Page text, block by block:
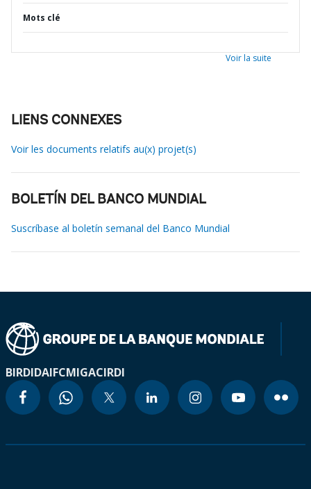
Mots clé
Voir la suite
LIENS CONNEXES
Voir les documents relatifs au(x) projet(s)
BOLETÍN DEL BANCO MUNDIAL
Suscríbase al boletín semanal del Banco Mundial
BIRDIDAIFCMIGACIRDI